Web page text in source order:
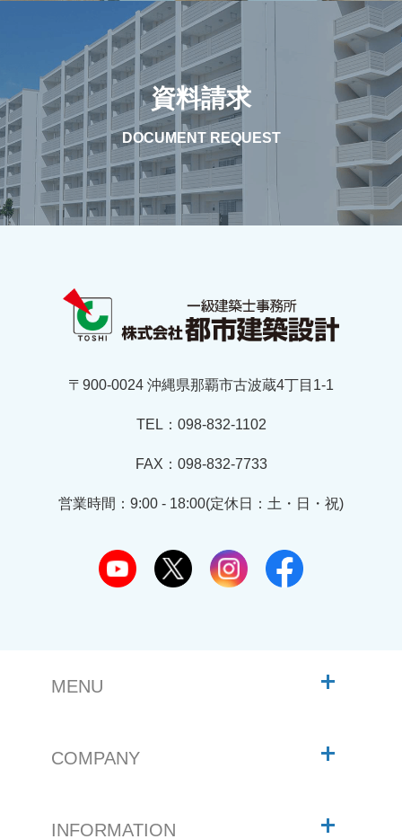
資料請求
DOCUMENT REQUEST
〒900-0024 沖縄県那覇市古波蔵4丁目1-1
TEL：098-832-1102
FAX：098-832-7733
営業時間：9:00 - 18:00(定休日：土・日・祝)
MENU
COMPANY
INFORMATION